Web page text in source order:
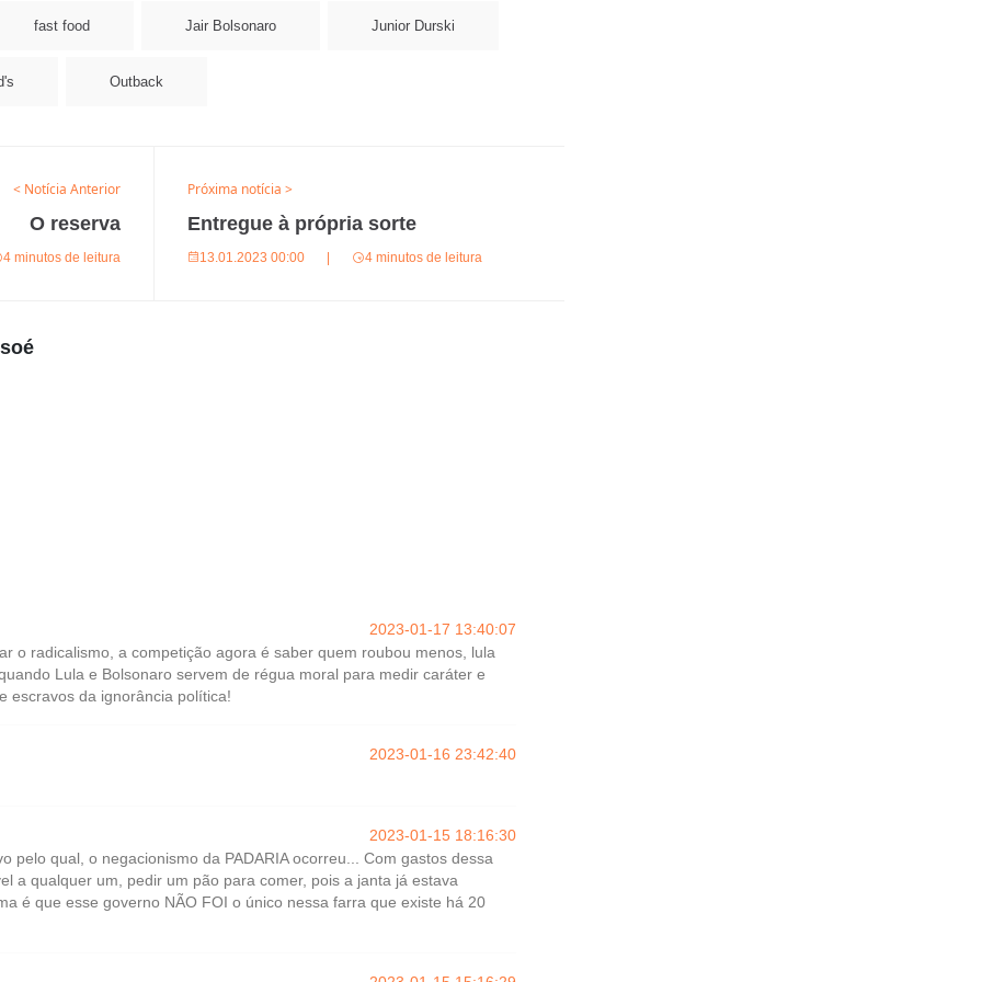
fast food Jair Bolsonaro Junior Durski
Outback
< Notícia Anterior
O reserva
4 minutos de leitura
Próxima notícia >
Entregue à própria sorte
13.01.2023 00:00 4 minutos de leitura
2023-01-17 13:40:07
o radicalismo, a competição agora é saber quem roubou menos, lula
Lula e Bolsonaro servem de régua moral para medir caráter e
escravos da ignorância política!
2023-01-16 23:42:40
2023-01-15 18:16:30
pelo qual, o negacionismo da PADARIA ocorreu... Com gastos dessa
a qualquer um, pedir um pão para comer, pois a janta já estava
é que esse governo NÃO FOI o único nessa farra que existe há 20